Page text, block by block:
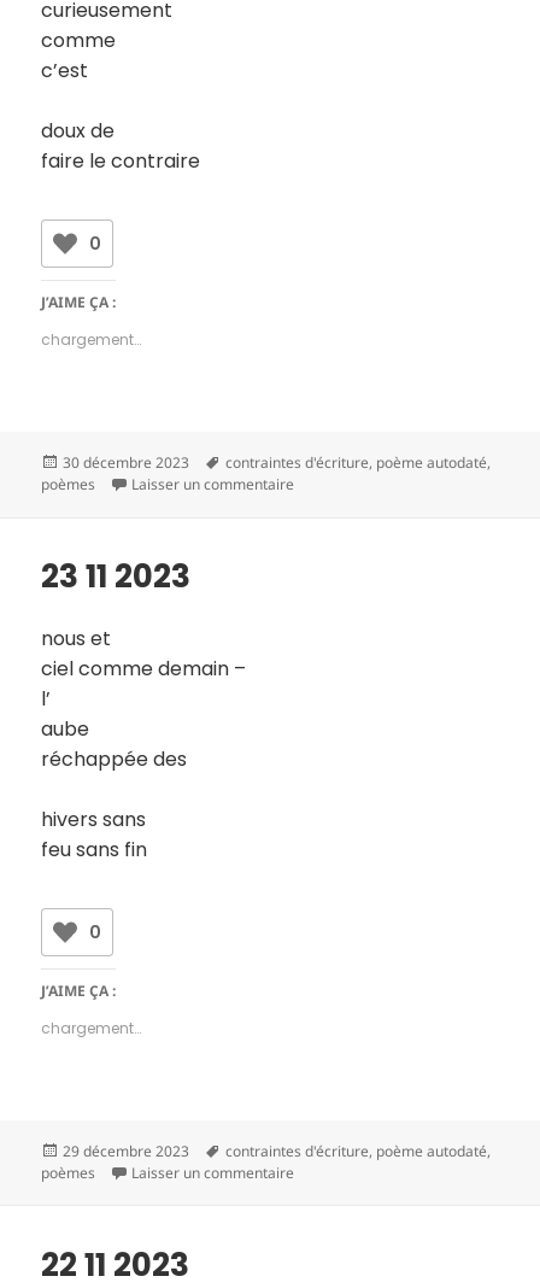
curieusement
comme
c’est
doux de
faire le contraire
0
J’AIME ÇA :
chargement…
Publié
le
30 décembre 2023
Mots-
clés
contraintes d'écriture, poème autodaté,
poèmes
Laisser un commentaire
23 11 2023
nous et
ciel comme demain –
l’
aube
réchappée des
hivers sans
feu sans fin
0
J’AIME ÇA :
chargement…
Publié
le
29 décembre 2023
Mots-
clés
contraintes d'écriture, poème autodaté,
poèmes
Laisser un commentaire
22 11 2023